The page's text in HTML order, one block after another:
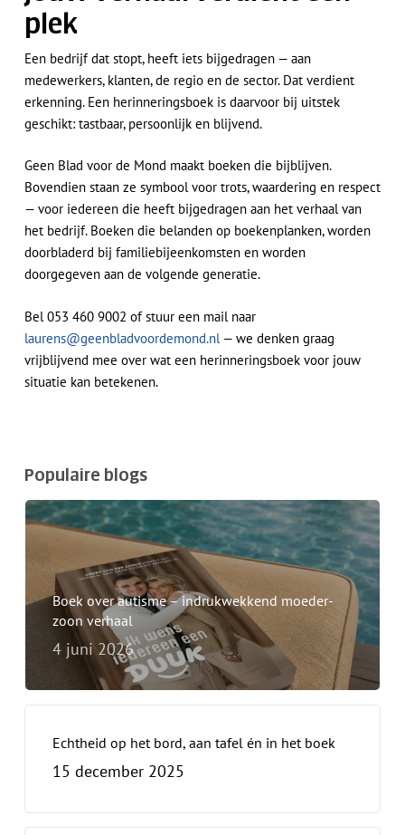
Geen producten in de
winkelwagen.
plek
Een bedrijf dat stopt, heeft iets bijgedragen — aan
medewerkers, klanten, de regio en de sector. Dat verdient
erkenning. Een herinneringsboek is daarvoor bij uitstek
geschikt: tastbaar, persoonlijk en blijvend.
Geen Blad voor de Mond maakt boeken die bijblijven.
Bovendien staan ze symbool voor trots, waardering en respect
— voor iedereen die heeft bijgedragen aan het verhaal van
het bedrijf. Boeken die belanden op boekenplanken, worden
doorbladerd bij familiebijeenkomsten en worden
doorgegeven aan de volgende generatie.
Bel 053 460 9002 of stuur een mail naar
laurens@geenbladvoordemond.nl — we denken graag
vrijblijvend mee over wat een herinneringsboek voor jouw
situatie kan betekenen.
Populaire blogs
Boek over autisme – indrukwekkend moeder-
zoon verhaal
4 juni 2026
Echtheid op het bord, aan tafel én in het boek
15 december 2025